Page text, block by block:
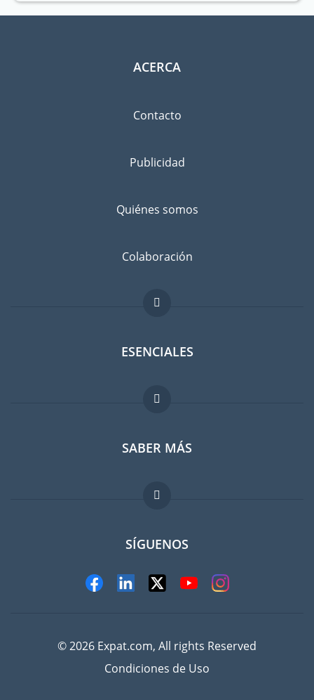
ACERCA
Contacto
Publicidad
Quiénes somos
Colaboración
ESENCIALES
Foro para expatriados
Guia para expatriados
Trabajos en el extranjero
SABER MÁS
FAQ
SÍGUENOS
© 2026 Expat.com, All rights Reserved
Condiciones de Uso